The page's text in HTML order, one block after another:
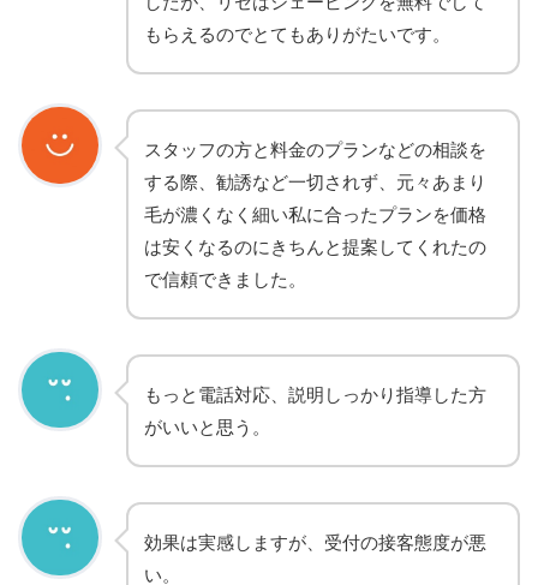
もらえるのでとてもありがたいです。
スタッフの方と料金のプランなどの相談を
する際、勧誘など一切されず、元々あまり
毛が濃くなく細い私に合ったプランを価格
は安くなるのにきちんと提案してくれたの
で信頼できました。
もっと電話対応、説明しっかり指導した方
がいいと思う。
効果は実感しますが、受付の接客態度が悪
い。